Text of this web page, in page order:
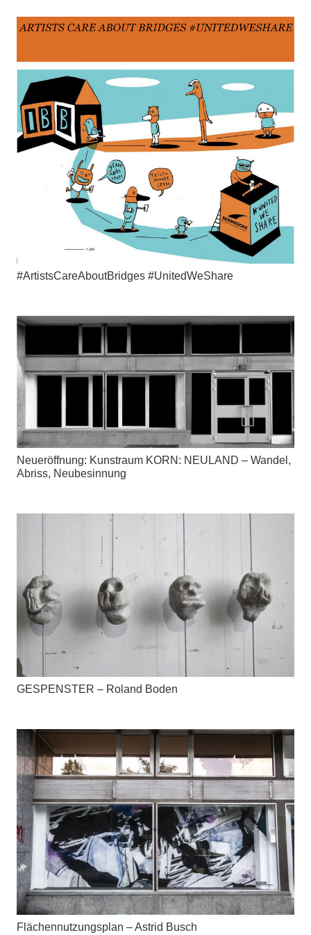
#ArtistsCareAboutBridges #UnitedWeShare
Neueröffnung: Kunstraum KORN: NEULAND – Wandel,
Abriss, Neubesinnung
GESPENSTER – Roland Boden
Flächennutzungsplan – Astrid Busch